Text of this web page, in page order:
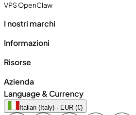
VPS OpenClaw
I nostri marchi
Informazioni
Risorse
Azienda
Language & Currency
Italian (Italy) · EUR (€)